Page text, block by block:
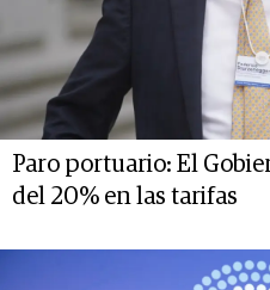
Paro portuario: El
del 20% en las tarifas